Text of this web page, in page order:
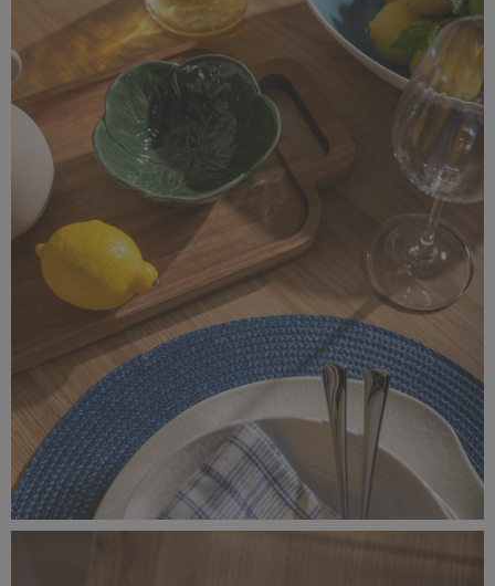
_MG_8348.jpg